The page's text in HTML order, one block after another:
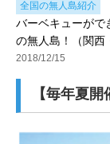
全国の無人島紹介
バーベキューがで
の無人島！（関西
2018/12/15
【毎年夏